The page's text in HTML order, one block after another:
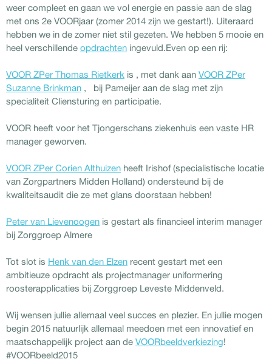
weer compleet en gaan we vol energie en passie aan de slag
met ons 2e VOORjaar (zomer 2014 zijn we gestart!). Uiteraard
hebben we in de zomer niet stil gezeten. We hebben 5 mooie en
heel verschillende opdrachten ingevuld.Even op een rij:
VOOR ZPer Thomas Rietkerk is , met dank aan VOOR ZPer
Suzanne Brinkman , bij Pameijer aan de slag met zijn
specialiteit Cliensturing en participatie.
VOOR heeft voor het Tjongerschans ziekenhuis een vaste HR
manager geworven.
VOOR ZPer Corien Althuizen heeft Irishof (specialistische locatie
van Zorgpartners Midden Holland) ondersteund bij de
kwaliteitsaudit die ze met glans doorstaan hebben!
Peter van Lievenoogen is gestart als financieel interim manager
bij Zorggroep Almere
Tot slot is Henk van den Elzen recent gestart met een
ambitieuze opdracht als projectmanager uniformering
roosterapplicaties bij Zorggroep Leveste Middenveld.
Wij wensen jullie allemaal veel succes en plezier. En jullie mogen
begin 2015 natuurlijk allemaal meedoen met een innovatief en
maatschappelijk project aan de VOORbeeldverkiezing!
#VOORbeeld2015